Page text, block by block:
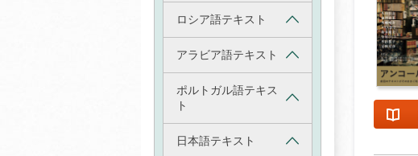
ロシア語テキスト
アラビア語テキスト
ポルトガル語テキス
ト
日本語テキスト